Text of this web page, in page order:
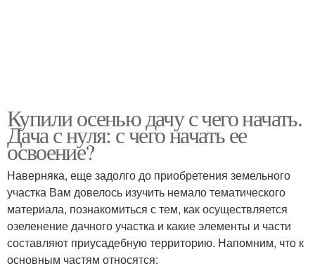
Купили осенью дачу с чего начать.
Дача с нуля: с чего начать ее
освоение?
Наверняка, еще задолго до приобретения земельного
участка Вам довелось изучить немало тематического
материала, познакомиться с тем, как осуществляется
озеленение дачного участка и какие элементы и части
составляют приусадебную территорию. Напомним, что к
основным частям относятся: